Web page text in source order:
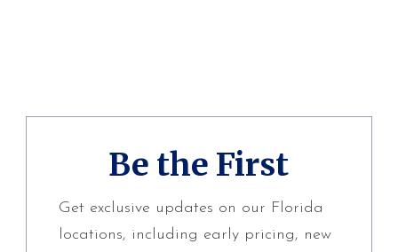
Be the First
Get exclusive updates on our Florida
locations, including early pricing, new